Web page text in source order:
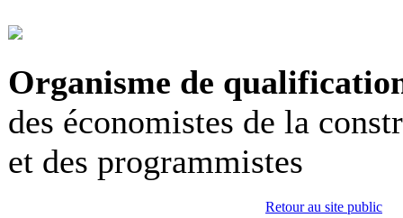
Organisme de
des économistes de la
et des programmistes
Retour au site public